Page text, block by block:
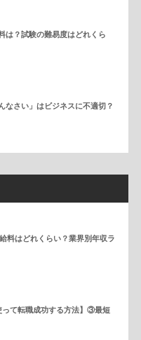
は？試験の難易度はどれくら
なさい」はビジネスに不適切？
料はどれくらい？業界別年収ラ
って転職成功する方法】③最短